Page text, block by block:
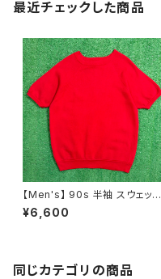
最近チェックした商品
【Men's】 90s 半袖 スウェット
シャツ / 90年代 古着 スウェット
メンズ 1779
¥6,600
同じカテゴリの商品